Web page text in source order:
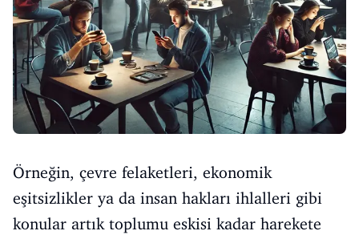
Örneğin, çevre felaketleri, ekonomik
eşitsizlikler ya da insan hakları ihlalleri gibi
konular artık toplumu eskisi kadar harekete